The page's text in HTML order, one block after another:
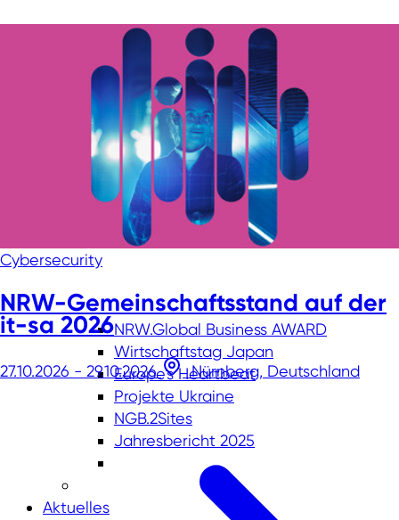
NRW.Global Business AWARD
Wirtschaftstag Japan
Europe's Heartbeat
Projekte Ukraine
NGB.2Sites
Jahresbericht 2025
Aktuelles
Cybersecurity
NRW-Gemeinschaftsstand auf der
it-sa 2026
27.10.2026 - 29.10.2026 Nürnberg, Deutschland